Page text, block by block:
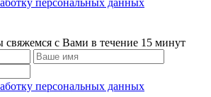
персональных данных
свяжемся с Вами в течение 15 минут
персональных данных